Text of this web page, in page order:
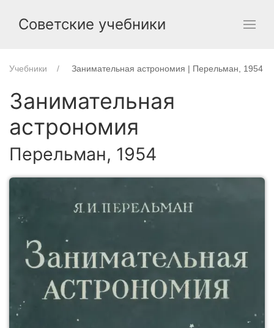
Советские учебники
Учебники Занимательная астрономия | Перельман, 1954
Занимательная
астрономия
Перельман, 1954